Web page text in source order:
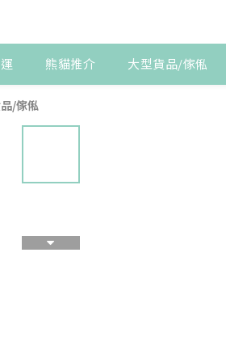
熊貓推介 大型貨品/傢俬
/傢俬